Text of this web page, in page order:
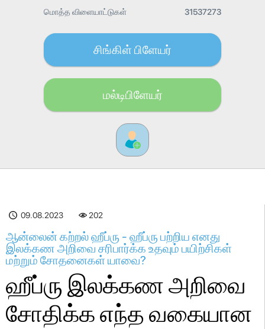
மொத்த விளையாட்டுகள் 31537273
சிங்கிள் பிளேயர்
மல்டிபிளேயர்
09.08.2023 202
ஆன்லைன் கற்றல் ஹீப்ரு - ஹீப்ரு பற்றிய எனது
இலக்கண அறிவை சரிபார்க்க உதவும் பயிற்சிகள்
மற்றும் சோதனைகள் யாவை?
ஹீப்ரு இலக்கண அறிவை
சோதிக்க எந்த வகையான